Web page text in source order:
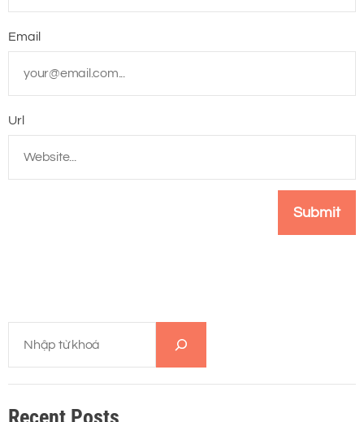
Email
Url
m
i